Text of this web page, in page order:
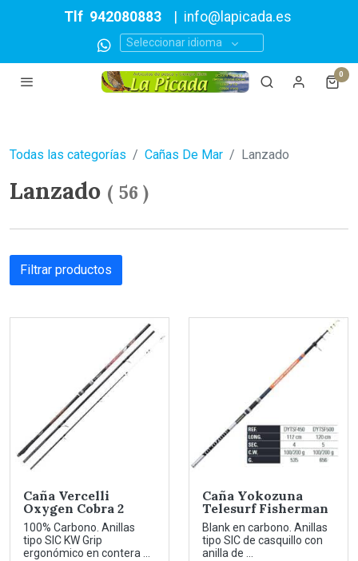
Tlf 942080883 info@lapicada.es
Seleccionar idioma
0
Todas las categorías Cañas De Mar Lanzado
Lanzado ( 56 )
Filtrar productos
Caña Vercelli
Oxygen Cobra 2
100% Carbono. Anillas
tipo SIC KW Grip
ergonómico en contera ...
Caña Yokozuna
Telesurf Fisherman
Blank en carbono. Anillas
tipo SIC de casquillo con
anilla de ...